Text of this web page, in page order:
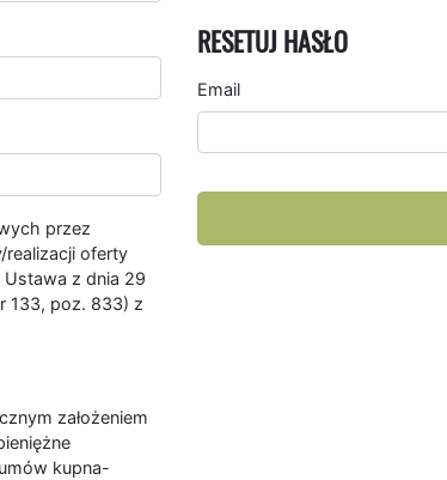
przez
realizacji oferty
z dnia 29
133, poz. 833) z
założeniem
kupna-
RESETUJ HASŁO
Email